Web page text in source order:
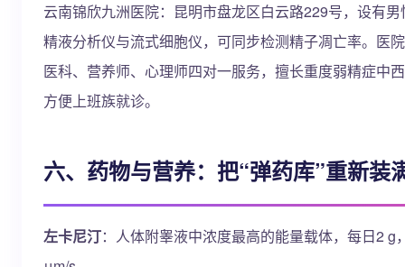
云南锦欣九洲医院：昆明市盘龙区白云路229号，设有
精液分析仪与流式细胞仪，可同步检测精子凋亡率。医
医科、营养师、心理师四对一服务，擅长重度弱精症中
方便上班族就诊。
六、药物与营养：把“弹药库”重新装
左卡尼汀：人体附睾液中浓度最高的能量载体，每日2